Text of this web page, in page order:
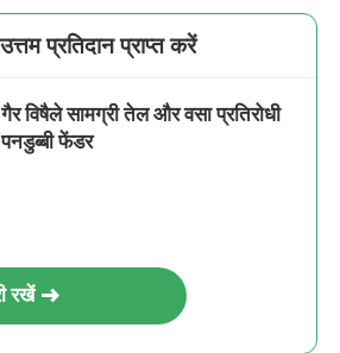
प्रतिदान प्राप्त करें
गैर विषैले सामग्री तेल और वसा प्रतिरोधी
पनडुब्बी फेंडर
रखें